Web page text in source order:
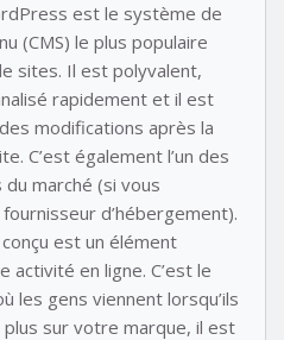
est le système de
(CMS) le plus populaire
sites. Il est polyvalent,
rapidement et il est
modifications après la
C’est également l’un des
du marché (si vous
d’hébergement).
est un élément
activité en ligne. C’est le
les gens viennent lorsqu’ils
sur votre marque, il est